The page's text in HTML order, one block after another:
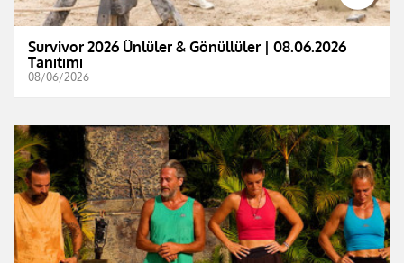
Survivor 2026 Ünlüler & Gönüllüler | 08.06.2026
Tanıtımı
08/06/2026